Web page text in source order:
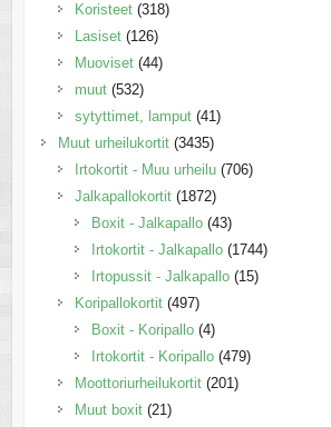
Koristeet (318)
Lasiset (126)
Muoviset (44)
muut (532)
sytyttimet, lamput (41)
Muut urheilukortit (3435)
Irtokortit - Muu urheilu (706)
Jalkapallokortit (1872)
Boxit - Jalkapallo (43)
Irtokortit - Jalkapallo (1744)
Irtopussit - Jalkapallo (15)
Koripallokortit (497)
Boxit - Koripallo (4)
Irtokortit - Koripallo (479)
Moottoriurheilukortit (201)
Muut boxit (21)